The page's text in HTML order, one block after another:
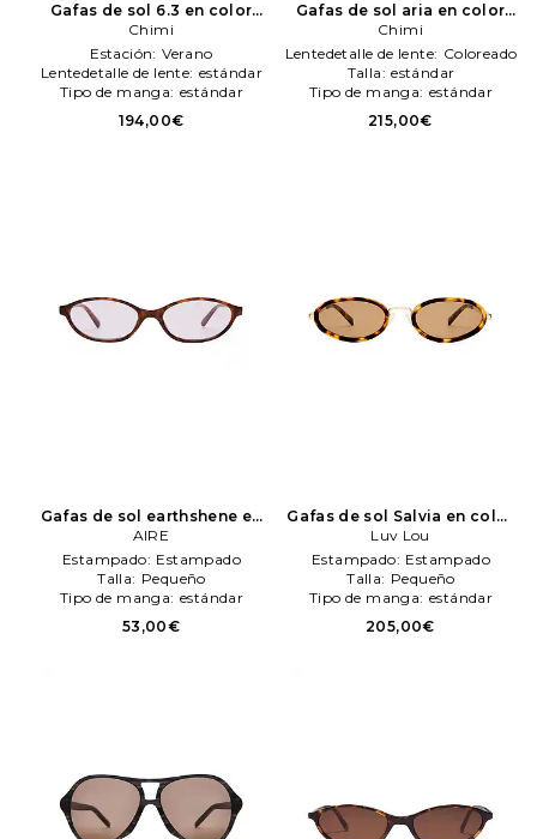
Gafas de sol 6.3 en color
marrón Chimi
Chimi
Estación: Verano
Lentedetalle de lente: estándar
Tipo de manga: estándar
194,00€
Gafas de sol aria en color
marrón Chimi
Chimi
Lentedetalle de lente: Coloreado
Talla: estándar
Tipo de manga: estándar
215,00€
Gafas de sol earthshene en
color marrón
AIRE
Estampado: Estampado
Talla: Pequeño
Tipo de manga: estándar
53,00€
Gafas de sol Salvia en color
marrón Luv Lou
Luv Lou
Estampado: Estampado
Talla: Pequeño
Tipo de manga: estándar
205,00€